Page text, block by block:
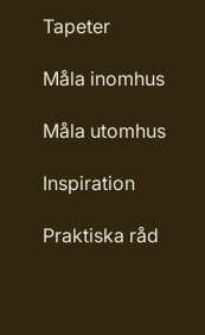
Tapeter
Måla inomhus
Måla utomhus
Inspiration
Praktiska råd